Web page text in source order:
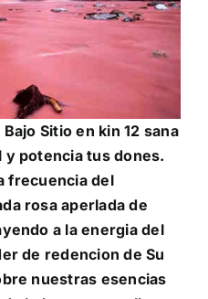
Sitio en kin 12 sana
potencia tus dones.
frecuencia del
rosa aperlada de
a la energia del
de redencion de Su
nuestras esencias